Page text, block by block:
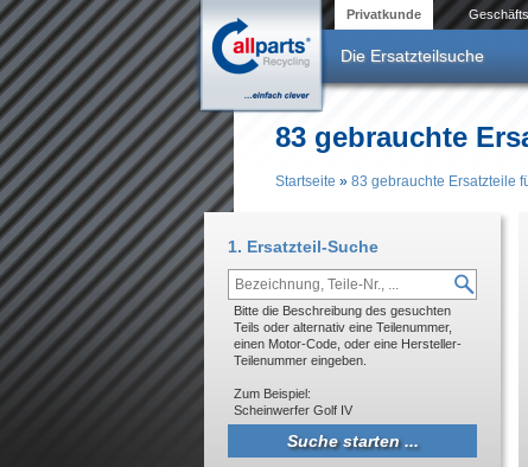
Direkt zum Inhalt Privatkunde
Die Ersatzteilsuche
83 gebrauchte
Startseite » 83 gebrauchte Ersatzteile
1. Ersatzteil-Suche
Bitte die Beschreibung des gesuchten
Teils oder alternativ eine Teilenummer,
einen Motor-Code, oder eine Hersteller-
Teilenummer eingeben.
Zum Beispiel:
Scheinwerfer Golf IV